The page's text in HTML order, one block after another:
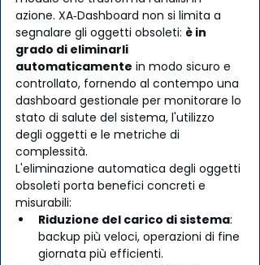
azione. XA‑Dashboard non si limita a
segnalare gli oggetti obsoleti: è in
grado di eliminarli
automaticamente in modo sicuro e
controllato, fornendo al contempo una
dashboard gestionale per monitorare lo
stato di salute del sistema, l'utilizzo
degli oggetti e le metriche di
complessità.
L'eliminazione automatica degli oggetti
obsoleti porta benefici concreti e
misurabili:
Riduzione del carico di sistema:
backup più veloci, operazioni di fine
giornata più efficienti.